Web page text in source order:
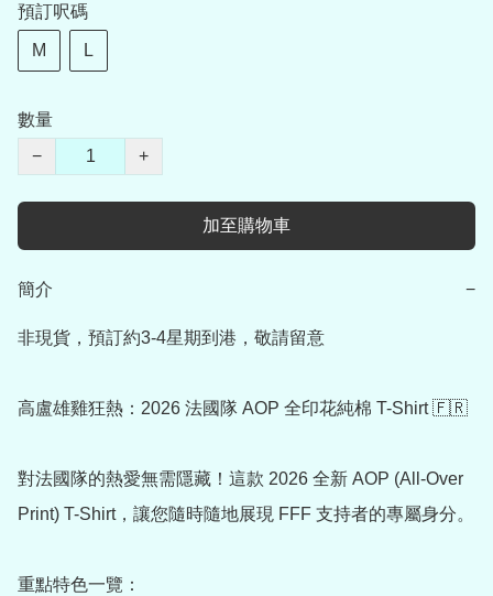
預訂呎碼
M L
數量
−
+
加至購物車
簡介 −
非現貨，預訂約3-4星期到港，敬請留意
高盧雄雞狂熱：2026 法國隊 AOP 全印花純棉 T-Shirt 🇫🇷
對法國隊的熱愛無需隱藏！這款 2026 全新 AOP (All-Over
Print) T-Shirt，讓您隨時隨地展現 FFF 支持者的專屬身分。
重點特色一覽：